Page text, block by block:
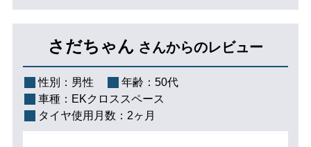
さだちゃん さんからのレビュー
性別： 男性 年齢： 50代
車種： EKクロススペース
タイヤ使用月数： 2ヶ月